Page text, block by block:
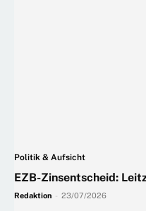
Politik & Aufsicht
EZB-Zinsentscheid:
Redaktion 23/07/2026